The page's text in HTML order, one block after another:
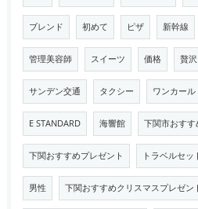
ブレンド 初めて ピザ 新幹線
管理美容師 スイーツ 価格 贅沢
サンデン交通 タクシー ワンカール
E STANDARD 海響館 下関市おすす
下関おすすめプレゼント トラベルセッ
男性 下関おすすめクリスマスプレゼン